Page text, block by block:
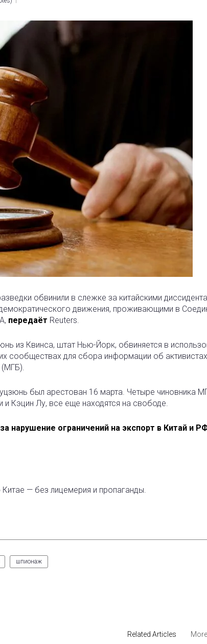
обвинили в слежке за китайскими
движения, проживающими в
передаёт Reuters.
из Квинса, штат Нью-Йорк, обвиняется в
сообществах для сбора информации об
(МГБ).
был арестован 16 марта. Четыре чиновника
Кэцин Лу, все еще находятся на свободе.
нарушение ограничений на экспорт в Китай и
— без лицемерия и пропаганды.
шпионаж
Related Articles